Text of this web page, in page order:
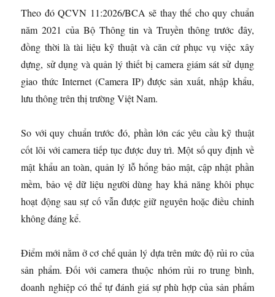
Theo đó QCVN 11:2026/BCA sẽ thay thế cho quy chuẩn
năm 2021 của Bộ Thông tin và Truyền thông trước đây,
đồng thời là tài liệu kỹ thuật và căn cứ phục vụ việc xây
dựng, sử dụng và quản lý thiết bị camera giám sát sử dụng
giao thức Internet (Camera IP) được sản xuất, nhập khẩu,
lưu thông trên thị trường Việt Nam.
So với quy chuẩn trước đó, phần lớn các yêu cầu kỹ thuật
cốt lõi với camera tiếp tục được duy trì. Một số quy định về
mật khẩu an toàn, quản lý lỗ hổng bảo mật, cập nhật phần
mềm, bảo vệ dữ liệu người dùng hay khả năng khôi phục
hoạt động sau sự cố vẫn được giữ nguyên hoặc điều chỉnh
không đáng kể.
Điểm mới nằm ở cơ chế quản lý dựa trên mức độ rủi ro của
sản phẩm. Đối với camera thuộc nhóm rủi ro trung bình,
doanh nghiệp có thể tự đánh giá sự phù hợp của sản phẩm